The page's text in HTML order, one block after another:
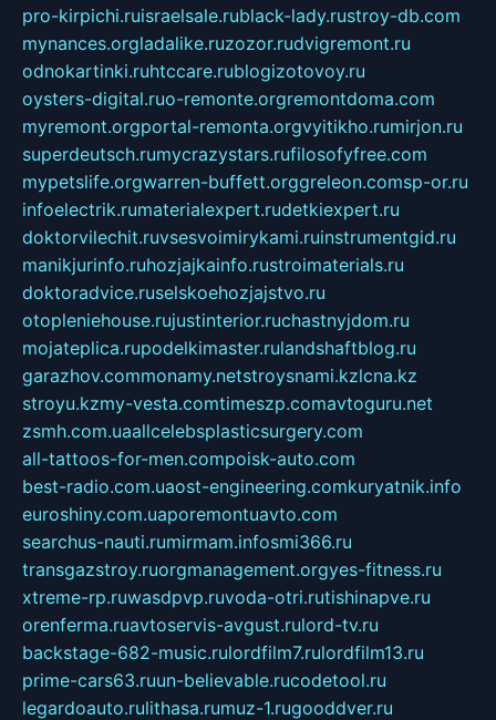
pro-kirpichi.ruisraelsale.rublack-lady.rustroy-db.com
mynances.orgladalike.ruzozor.rudvigremont.ru
odnokartinki.ruhtccare.rublogizotovoy.ru
oysters-digital.ruo-remonte.orgremontdoma.com
myremont.orgportal-remonta.orgvyitikho.rumirjon.ru
superdeutsch.rumycrazystars.rufilosofyfree.com
mypetslife.orgwarren-buffett.orggreleon.comsp-or.ru
infoelectrik.rumaterialexpert.rudetkiexpert.ru
doktorvilechit.ruvsesvoimirykami.ruinstrumentgid.ru
manikjurinfo.ruhozjajkainfo.rustroimaterials.ru
doktoradvice.ruselskoehozjajstvo.ru
otopleniehouse.rujustinterior.ruchastnyjdom.ru
mojateplica.rupodelkimaster.rulandshaftblog.ru
garazhov.commonamy.netstroysnami.kzlcna.kz
stroyu.kzmy-vesta.comtimeszp.comavtoguru.net
zsmh.com.uaallcelebsplasticsurgery.com
all-tattoos-for-men.compoisk-auto.com
best-radio.com.uaost-engineering.comkuryatnik.info
euroshiny.com.uaporemontuavto.com
searchus-nauti.rumirmam.infosmi366.ru
transgazstroy.ruorgmanagement.orgyes-fitness.ru
xtreme-rp.ruwasdpvp.ruvoda-otri.rutishinapve.ru
orenferma.ruavtoservis-avgust.rulord-tv.ru
backstage-682-music.rulordfilm7.rulordfilm13.ru
prime-cars63.ruun-believable.rucodetool.ru
legardoauto.rulithasa.rumuz-1.rugooddver.ru